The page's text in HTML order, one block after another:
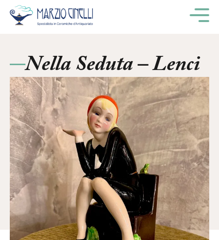
Nella Seduta – Lenci